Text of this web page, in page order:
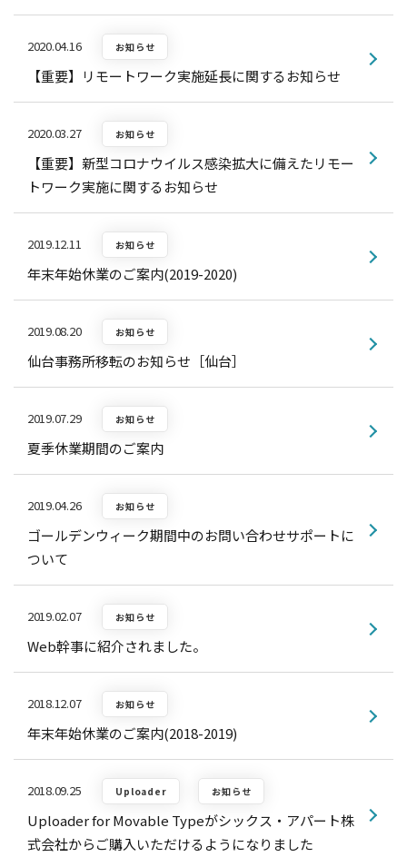
2020.04.16 お知らせ
【重要】リモートワーク実施延長に関するお知らせ
2020.03.27 お知らせ
【重要】新型コロナウイルス感染拡大に備えたリモー
トワーク実施に関するお知らせ
2019.12.11 お知らせ
年末年始休業のご案内(2019-2020)
2019.08.20 お知らせ
仙台事務所移転のお知らせ［仙台］
2019.07.29 お知らせ
夏季休業期間のご案内
2019.04.26 お知らせ
ゴールデンウィーク期間中のお問い合わせサポートに
ついて
2019.02.07 お知らせ
Web幹事に紹介されました。
2018.12.07 お知らせ
年末年始休業のご案内(2018-2019)
2018.09.25 Uploader お知らせ
Uploader for Movable Typeがシックス・アパート株
式会社からご購入いただけるようになりました